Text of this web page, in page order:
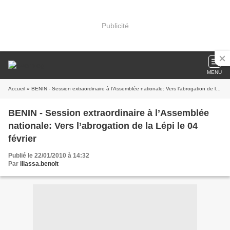
Publicité
MENU
Accueil » BENIN - Session extraordinaire à l’Assemblée nationale: Vers l’abrogation de la Lépi le 04 février
BENIN - Session extraordinaire à l’Assemblée
nationale: Vers l’abrogation de la Lépi le 04
février
Publié le 22/01/2010 à 14:32
Par illassa.benoit